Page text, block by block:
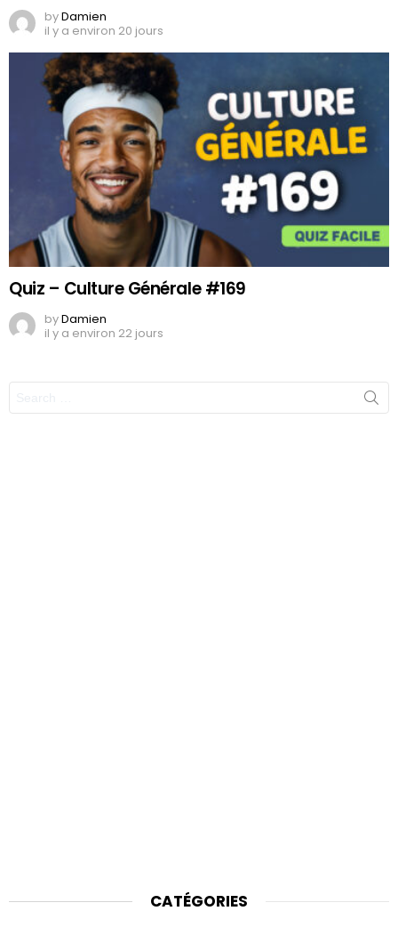
byDamien
il y a environ 20 jours
Quiz – Culture Générale #169
byDamien
il y a environ 22 jours
CATÉGORIES